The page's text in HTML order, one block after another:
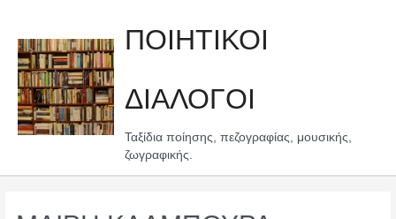
περιεχόμενο
ΠΟΙΗΤΙΚΟΙ
ΔΙΑΛΟΓΟΙ
Ταξίδια ποίησης, πεζογραφίας, μουσικής,
ζωγραφικής.